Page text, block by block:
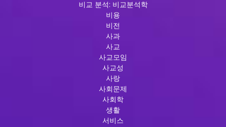
비교 분석: 비교분석학
비용
비전
사과
사교
사교모임
사교성
사랑
사회문제
사회학
생활
서비스